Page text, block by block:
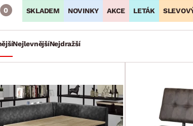
SKLADEM NOVINKY AKCE LETÁK
0
NejlevnějšíNejdražší